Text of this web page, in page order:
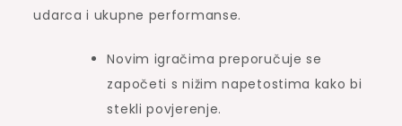
udarca i ukupne performanse.
Novim igračima preporučuje se
započeti s nižim napetostima kako bi
stekli povjerenje.